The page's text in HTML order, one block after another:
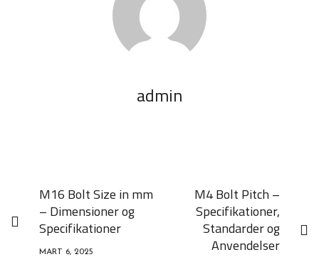
admin
M16 Bolt Size in mm
– Dimensioner og
Specifikationer
MART 6, 2025
M4 Bolt Pitch –
Specifikationer,
Standarder og
Anvendelser